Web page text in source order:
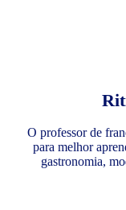
O professor de
para melhor
gastronomia,